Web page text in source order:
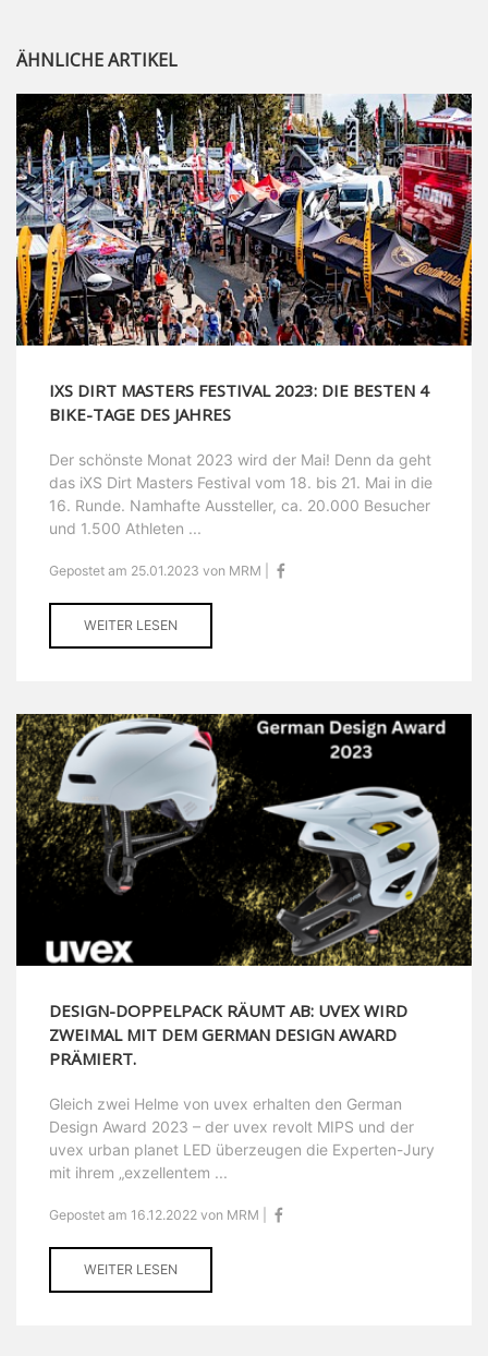
ÄHNLICHE ARTIKEL
IXS DIRT MASTERS FESTIVAL 2023: DIE BESTEN 4
BIKE-TAGE DES JAHRES
Der schönste Monat 2023 wird der Mai! Denn da geht
das iXS Dirt Masters Festival vom 18. bis 21. Mai in die
16. Runde. Namhafte Aussteller, ca. 20.000 Besucher
und 1.500 Athleten ...
Gepostet am 25.01.2023 von MRM |
WEITER LESEN
DESIGN-DOPPELPACK RÄUMT AB: UVEX WIRD
ZWEIMAL MIT DEM GERMAN DESIGN AWARD
PRÄMIERT.
Gleich zwei Helme von uvex erhalten den German
Design Award 2023 – der uvex revolt MIPS und der
uvex urban planet LED überzeugen die Experten-Jury
mit ihrem „exzellentem ...
Gepostet am 16.12.2022 von MRM |
WEITER LESEN